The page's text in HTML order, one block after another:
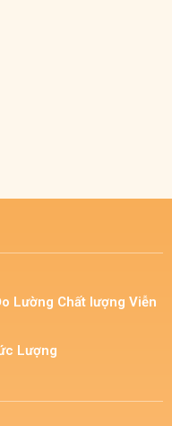
Lường Chất lượng Viễn
Lượng​